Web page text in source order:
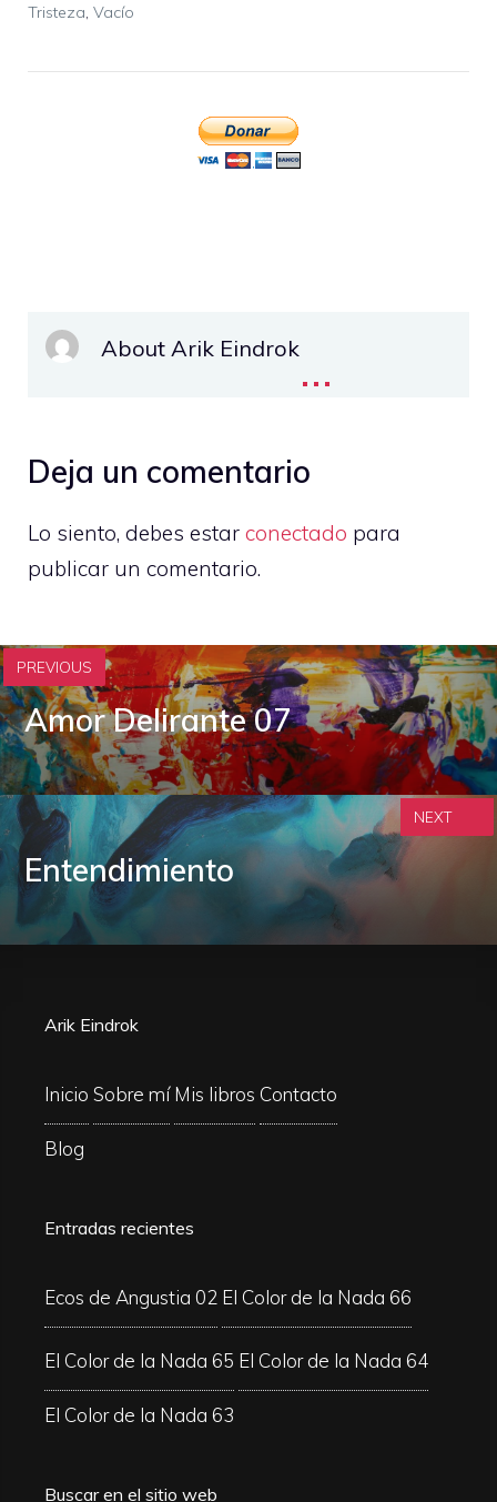
Tristeza, Vacío
About Arik Eindrok...
Deja un comentario
Lo siento, debes estar conectado para
publicar un comentario.
PREVIOUS
Amor Delirante 07
Entendimiento
NEXT
Arik Eindrok
Inicio Sobre mí Mis libros Contacto
Blog
Entradas recientes
Ecos de Angustia 02 El Color de la Nada 66
El Color de la Nada 65 El Color de la Nada 64
El Color de la Nada 63
Buscar en el sitio web